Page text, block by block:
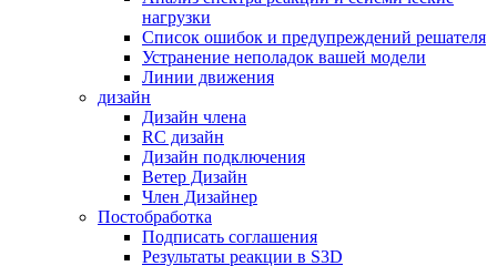
нагрузки
Список ошибок и предупреждений решателя
Устранение неполадок вашей модели
Линии движения
дизайн
Дизайн члена
RC дизайн
Дизайн подключения
Ветер Дизайн
Член Дизайнер
Постобработка
Подписать соглашения
Результаты реакции в S3D